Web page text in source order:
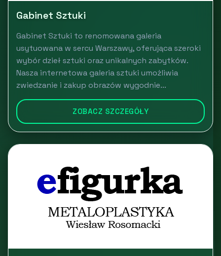
Gabinet Sztuki
Gabinet Sztuki to renomowana galeria
usytuowana w sercu Warszawy, oferująca szeroki
wybór dzieł sztuki oraz unikalnych zabytków.
Nasza internetowa galeria sztuki umożliwia
zwiedzanie i zakup obrazów wygodnie...
ZOBACZ SZCZEGÓŁY